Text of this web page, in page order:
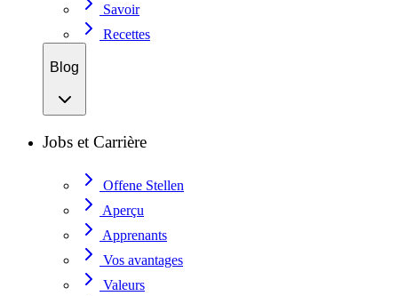
Savoir
Recettes
Blog
Jobs et Carrière
Offene Stellen
Aperçu
Apprenants
Vos avantages
Valeurs